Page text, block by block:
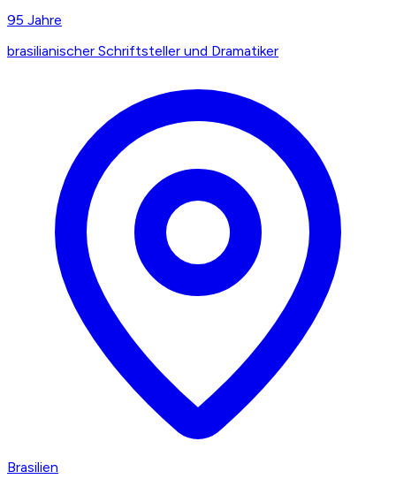
95 Jahre
brasilianischer Schriftsteller und Dramatiker
Brasilien